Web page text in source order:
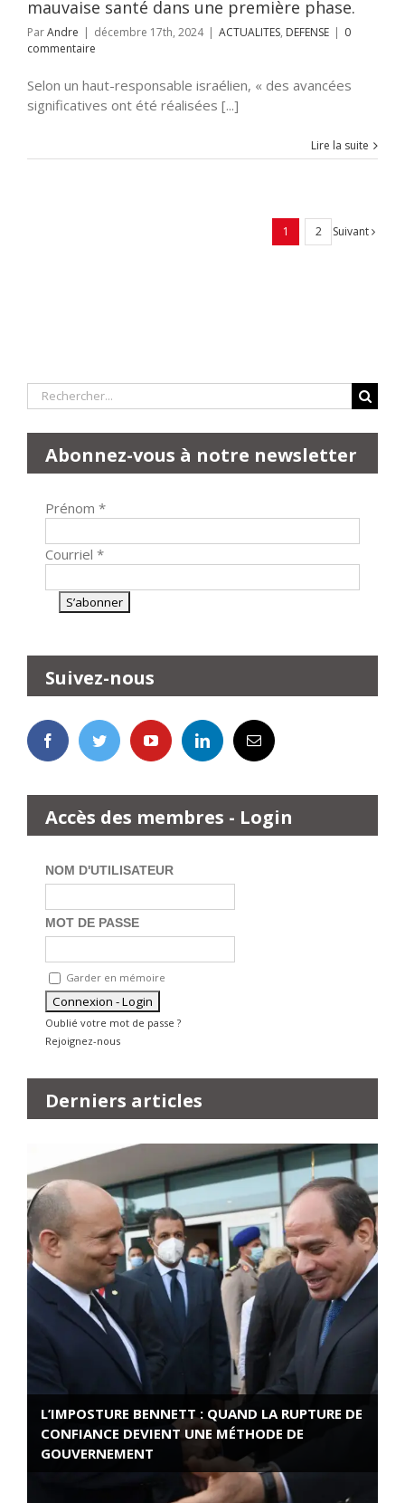
mauvaise santé dans une première phase.
ParAndre | décembre 17th, 2024 | ACTUALITES, DEFENSE | 0
commentaire
Selon un haut-responsable israélien, « des avancées
significatives ont été réalisées [...]
Lire la suite
1 2 Suivant
Rechercher:
Abonnez-vous à notre newsletter
Prénom *
Courriel *
Suivez-nous
Accès des membres - Login
NOM D'UTILISATEUR
MOT DE PASSE
Garder en mémoire
Oublié votre mot de passe ?
Rejoignez-nous
Derniers articles
L’IMPOSTURE BENNETT : QUAND LA RUPTURE DE
CONFIANCE DEVIENT UNE MÉTHODE DE
GOUVERNEMENT